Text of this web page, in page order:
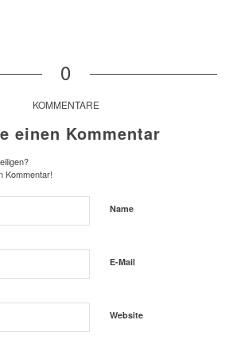
0
KOMMENTARE
einen Kommentar
Kommentar!
Name
E-Mail
Website